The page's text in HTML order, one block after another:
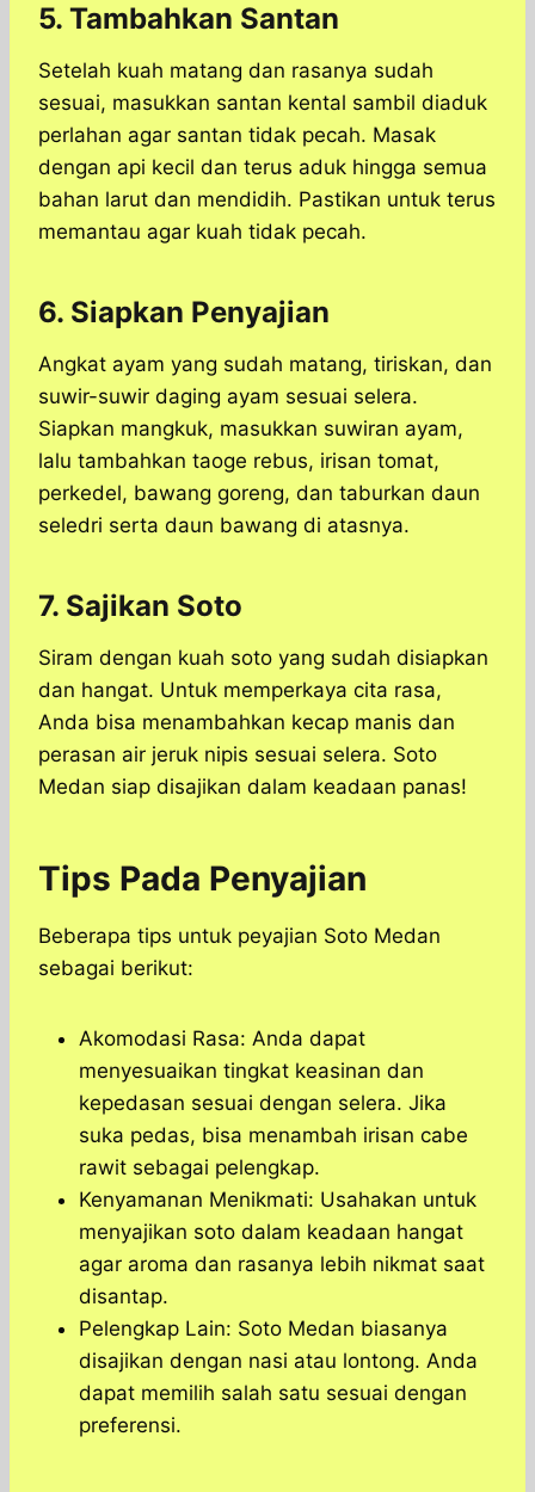
5. Tambahkan Santan
Setelah kuah matang dan rasanya sudah
sesuai, masukkan santan kental sambil diaduk
perlahan agar santan tidak pecah. Masak
dengan api kecil dan terus aduk hingga semua
bahan larut dan mendidih. Pastikan untuk terus
memantau agar kuah tidak pecah.
6. Siapkan Penyajian
Angkat ayam yang sudah matang, tiriskan, dan
suwir-suwir daging ayam sesuai selera.
Siapkan mangkuk, masukkan suwiran ayam,
lalu tambahkan taoge rebus, irisan tomat,
perkedel, bawang goreng, dan taburkan daun
seledri serta daun bawang di atasnya.
7. Sajikan Soto
Siram dengan kuah soto yang sudah disiapkan
dan hangat. Untuk memperkaya cita rasa,
Anda bisa menambahkan kecap manis dan
perasan air jeruk nipis sesuai selera. Soto
Medan siap disajikan dalam keadaan panas!
Tips Pada Penyajian
Beberapa tips untuk peyajian Soto Medan
sebagai berikut:
Akomodasi Rasa: Anda dapat
menyesuaikan tingkat keasinan dan
kepedasan sesuai dengan selera. Jika
suka pedas, bisa menambah irisan cabe
rawit sebagai pelengkap.
Kenyamanan Menikmati: Usahakan untuk
menyajikan soto dalam keadaan hangat
agar aroma dan rasanya lebih nikmat saat
disantap.
Pelengkap Lain: Soto Medan biasanya
disajikan dengan nasi atau lontong. Anda
dapat memilih salah satu sesuai dengan
preferensi.